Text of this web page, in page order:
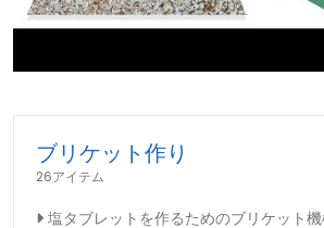
ブリケット作り
26アイテム
塩タブレットを作るためのブリケット